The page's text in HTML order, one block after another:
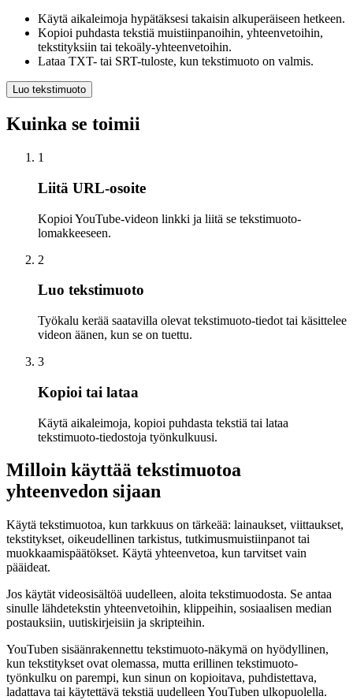
Käytä aikaleimoja hypätäksesi takaisin alkuperäiseen hetkeen.
Kopioi puhdasta tekstiä muistiinpanoihin, yhteenvetoihin,
tekstityksiin tai tekoäly-yhteenvetoihin.
Lataa TXT- tai SRT-tuloste, kun tekstimuoto on valmis.
Luo tekstimuoto
Kuinka se toimii
1
Liitä URL-osoite
Kopioi YouTube-videon linkki ja liitä se tekstimuoto-
lomakkeeseen.
2
Luo tekstimuoto
Työkalu kerää saatavilla olevat tekstimuoto-tiedot tai käsittelee
videon äänen, kun se on tuettu.
3
Kopioi tai lataa
Käytä aikaleimoja, kopioi puhdasta tekstiä tai lataa
tekstimuoto-tiedostoja työnkulkuusi.
Milloin käyttää tekstimuotoa
yhteenvedon sijaan
Käytä tekstimuotoa, kun tarkkuus on tärkeää: lainaukset, viittaukset,
tekstitykset, oikeudellinen tarkistus, tutkimusmuistiinpanot tai
muokkaamispäätökset. Käytä yhteenvetoa, kun tarvitset vain
pääideat.
Jos käytät videosisältöä uudelleen, aloita tekstimuodosta. Se antaa
sinulle lähdetekstin yhteenvetoihin, klippeihin, sosiaalisen median
postauksiin, uutiskirjeisiin ja skripteihin.
YouTuben sisäänrakennettu tekstimuoto-näkymä on hyödyllinen,
kun tekstitykset ovat olemassa, mutta erillinen tekstimuoto-
työnkulku on parempi, kun sinun on kopioitava, puhdistettava,
ladattava tai käytettävä tekstiä uudelleen YouTuben ulkopuolella.